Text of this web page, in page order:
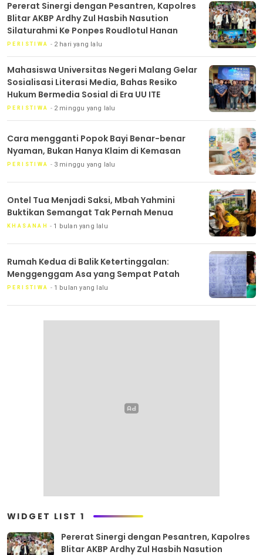
Pererat Sinergi dengan Pesantren, Kapolres
Blitar AKBP Ardhy Zul Hasbih Nasution
Silaturahmi Ke Ponpes Roudlotul Hanan
PERISTIWA 2 hari yang lalu
Mahasiswa Universitas Negeri Malang Gelar
Sosialisasi Literasi Media, Bahas Resiko
Hukum Bermedia Sosial di Era UU ITE
PERISTIWA 2 minggu yang lalu
Cara mengganti Popok Bayi Benar-benar
Nyaman, Bukan Hanya Klaim di Kemasan
PERISTIWA 3 minggu yang lalu
Ontel Tua Menjadi Saksi, Mbah Yahmini
Buktikan Semangat Tak Pernah Menua
KHASANAH 1 bulan yang lalu
Rumah Kedua di Balik Ketertinggalan:
Menggenggam Asa yang Sempat Patah
PERISTIWA 1 bulan yang lalu
WIDGET LIST 1
Pererat Sinergi dengan Pesantren, Kapolres
Blitar AKBP Ardhy Zul Hasbih Nasution